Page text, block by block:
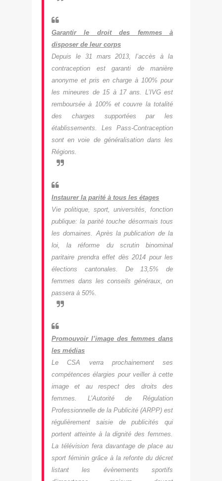
Garantir le droit des femmes à
disposer de leur corps
Depuis le 31 mars 2013, l’accès à la
contraception est garanti de manière
anonyme et pris en charge à 100% pour
les mineures de 15 à 17 ans. L’IVG est
remboursée à 100% et couvre la totalité
des charges supportées par les
établissements. Les Pass-Contraception
sont en voie de généralisation dans les
Régions.
Instaurer la parité à tous les étages
Vie politique, sport, universités, fonction
publique: la parité touche désormais tous
les domaines. Après la publication de la
loi, la réforme du scrutin binominal
paritaire prendra effet dès 2014 pour les
élections cantonales. De 13,5% de
femmes dans les conseils généraux, on
passera à 50%.
Promouvoirl’image des femmes dans
les médias
Le CSA verra prochainement ses
compétences élargies pour veiller à cette
image et au respect des droits des
femmes. L’Autorité de Régulation
Professionnelle de la Publicité (ARPP) est
régulièrement saisie de publicités qui
portent atteinte à la dignité des femmes.
La télévision fera davantage de place au
sport féminin grâce à la refonte du décret
listant les évènements sportifs